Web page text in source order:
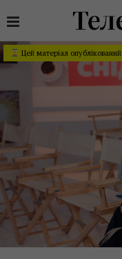
Цей матеріал опублікований